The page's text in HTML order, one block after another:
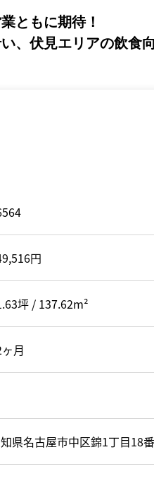
ともに期待！
、伏見エリアの飲食
円
坪 / 137.62m²
月
県名古屋市中区錦1丁目18